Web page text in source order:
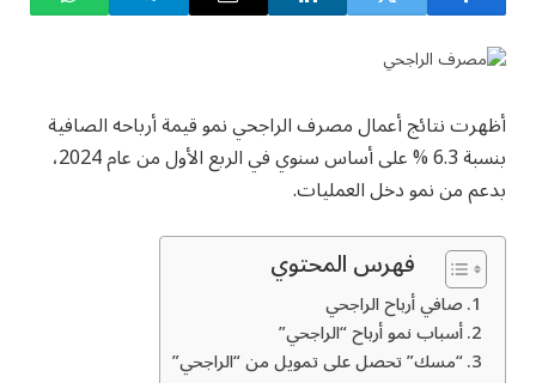
أظهرت نتائج أعمال مصرف الراجحي نمو قيمة أرباحه الصافية
بنسبة 6.3 % على أساس سنوي في الربع الأول من عام 2024،
بدعم من نمو دخل العمليات.
فهرس المحتوي
صافي أرباح الراجحي
أسباب نمو أرباح “الراجحي”
“مسك” تحصل على تمويل من “الراجحي”